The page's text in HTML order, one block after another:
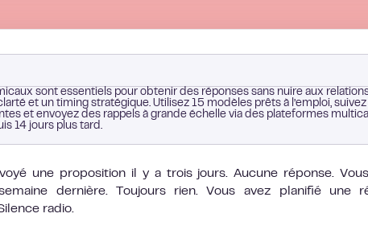
sont essentiels pour obtenir des réponses sans nuire aux
clarté et un timing stratégique. Utilisez 15 modèles prêts à l’emploi,
et envoyez des rappels à grande échelle via des plateformes
14 jours plus tard.
une proposition il y a trois jours. Aucune réponse.
dernière. Toujours rien. Vous avez planifié une
radio.